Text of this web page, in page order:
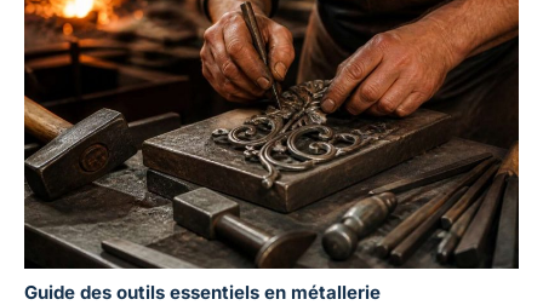
Guide des outils essentiels en métallerie